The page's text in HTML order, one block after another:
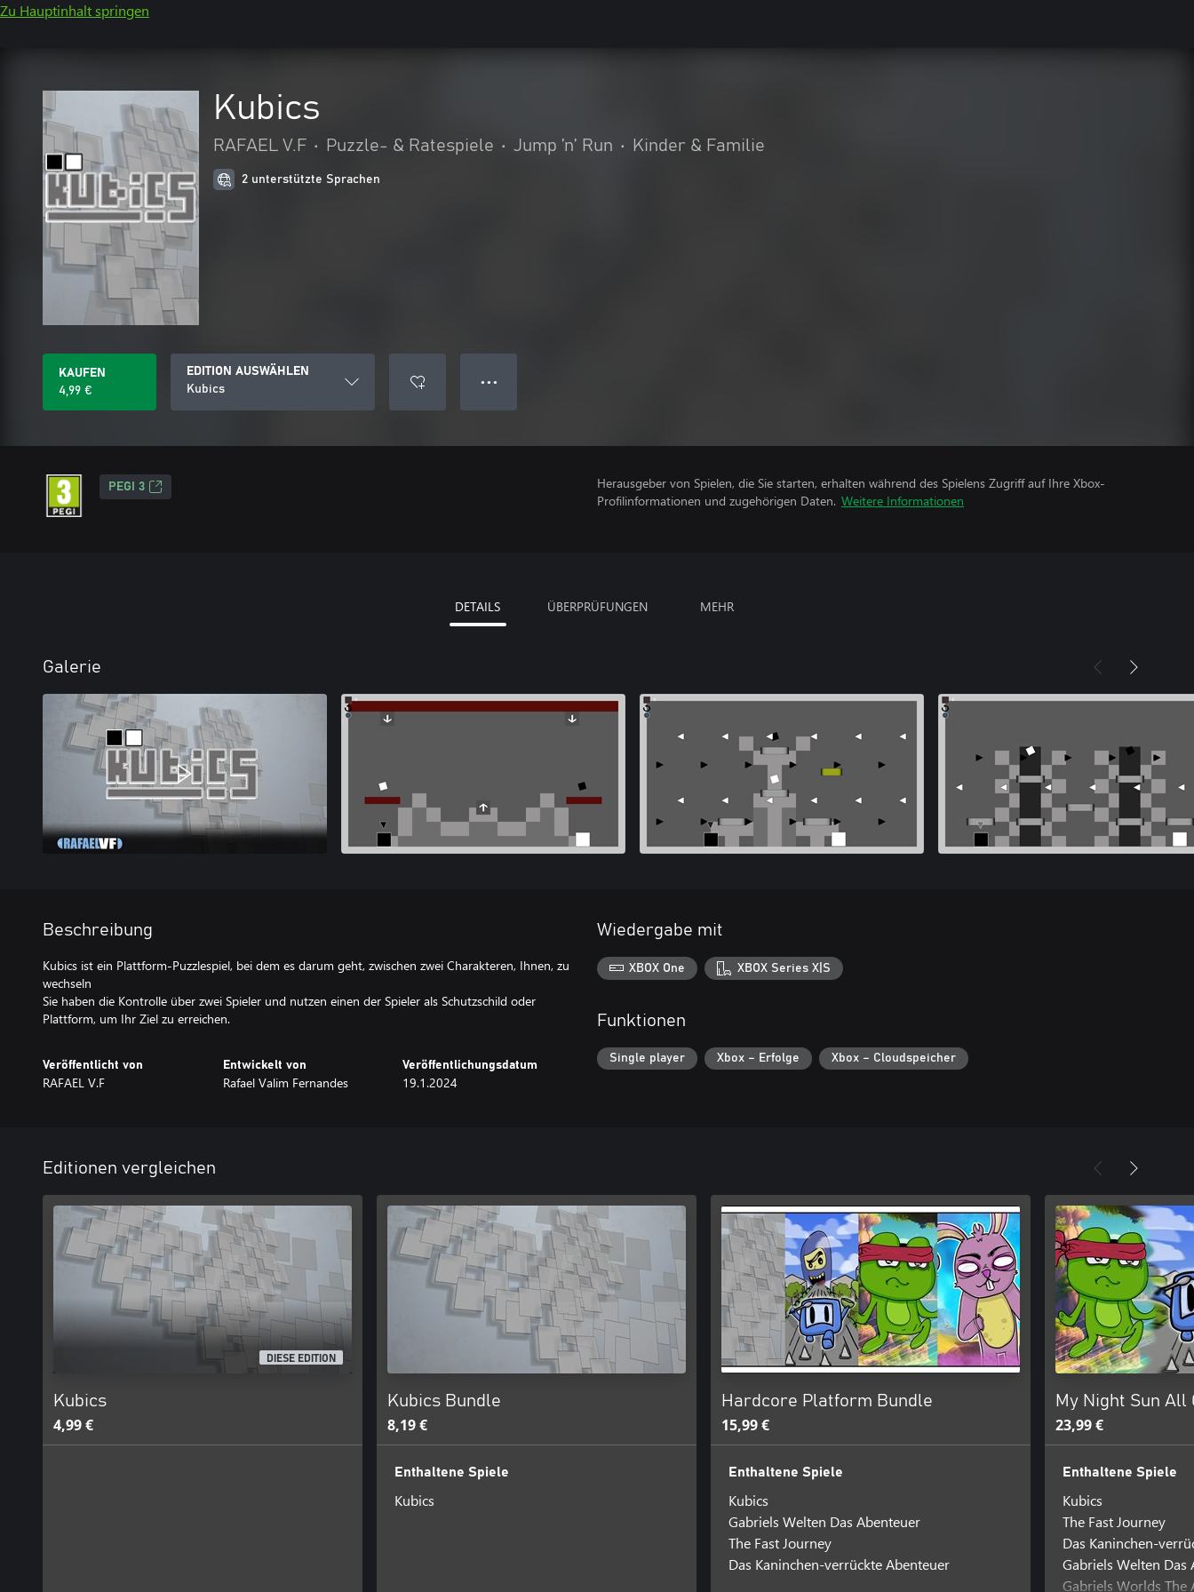
Zu Hauptinhalt springen
Kubics
RAFAEL V.F • Puzzle- & Ratespiele • Jump ’n’ Run • Kinder & Familie
2 unterstützte Sprachen
KAUFEN
4,99 €
EDITION AUSWÄHLEN
Kubics
● ● ●
PEGI 3
Herausgeber von Spielen, die Sie starten, erhalten während des Spielens Zugriff auf Ihre Xbox-
Profilinformationen und zugehörigen Daten. Weitere Informationen
DETAILS ÜBERPRÜFUNGEN MEHR
Galerie
Beschreibung
Kubics ist ein Plattform-Puzzlespiel, bei dem es darum geht, zwischen zwei Charakteren, Ihnen, zu
wechseln
Sie haben die Kontrolle über zwei Spieler und nutzen einen der Spieler als Schutzschild oder
Plattform, um Ihr Ziel zu erreichen.
Veröffentlicht von
RAFAEL V.F
Entwickelt von
Rafael Valim Fernandes
Veröffentlichungsdatum
19.1.2024
Wiedergabe mit
XBOX One XBOX Series X|S
Funktionen
Single player Xbox – Erfolge Xbox – Cloudspeicher
Editionen vergleichen
DIESE EDITION
Kubics
4,99 €
Kubics Bundle
8,19 €
Enthaltene Spiele
Kubics
Hardcore Platform Bundle
15,99 €
Enthaltene Spiele
Kubics
Gabriels Welten Das Abenteuer
The Fast Journey
Das Kaninchen-verrückte Abenteuer
My Night Sun All
23,99 €
Enthaltene Spiele
Kubics
The Fast Journey
Das Kaninchen-
Gabriels Welten Das
Gabriels Worlds